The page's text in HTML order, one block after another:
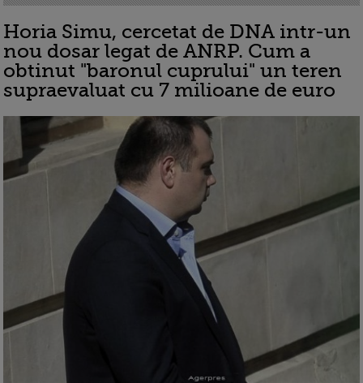
Horia Simu, cercetat de DNA intr-un
nou dosar legat de ANRP. Cum a
obtinut "baronul cuprului" un teren
supraevaluat cu 7 milioane de euro